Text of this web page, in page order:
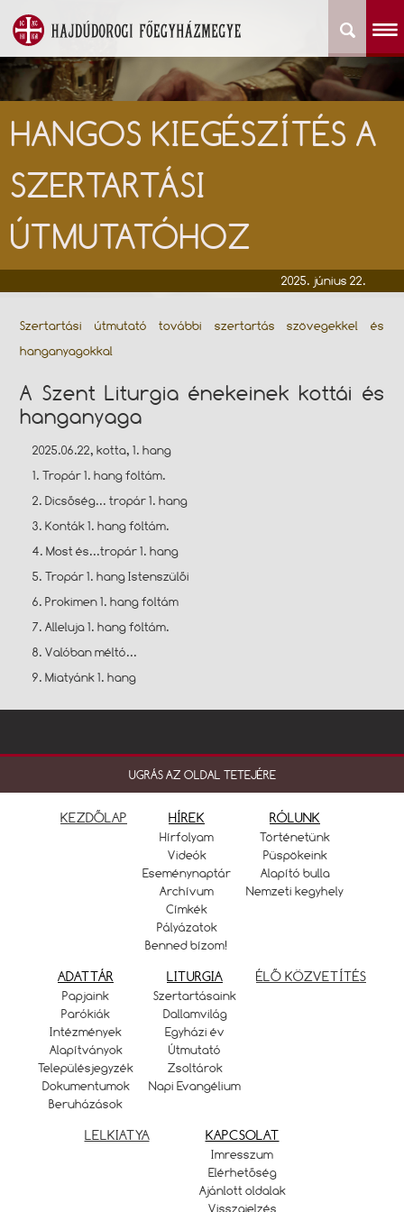
HANGOS KIEGÉSZÍTÉS A
SZERTARTÁSI
ÚTMUTATÓHOZ
2025. június 22.
Szertartási útmutató további szertartás szövegekkel és
hanganyagokkal
A Szent Liturgia énekeinek kottái és
hanganyaga
2025.06.22, kotta, 1. hang
1. Tropár 1. hang föltám.
2. Dicsőség... tropár 1. hang
3. Konták 1. hang föltám.
4. Most és...tropár 1. hang
5. Tropár 1. hang Istenszülői
6. Prokimen 1. hang föltám
7. Alleluja 1. hang föltám.
8. Valóban méltó...
9. Miatyánk 1. hang
UGRÁS AZ OLDAL TETEJÉRE
KEZDŐLAP HÍREK
Hírfolyam
Videók
Eseménynaptár
Archívum
Címkék
Pályázatok
Benned bízom!
RÓLUNK
Történetünk
Püspökeink
Alapító bulla
Nemzeti kegyhely
ADATTÁR
Papjaink
Parókiák
Intézmények
Alapítványok
Településjegyzék
Dokumentumok
Beruházások
LITURGIA
Szertartásaink
Dallamvilág
Egyházi év
Útmutató
Zsoltárok
Napi Evangélium
ÉLŐ KÖZVETÍTÉS
LELKIATYA KAPCSOLAT
Imresszum
Elérhetőség
Ajánlott oldalak
Visszajelzés